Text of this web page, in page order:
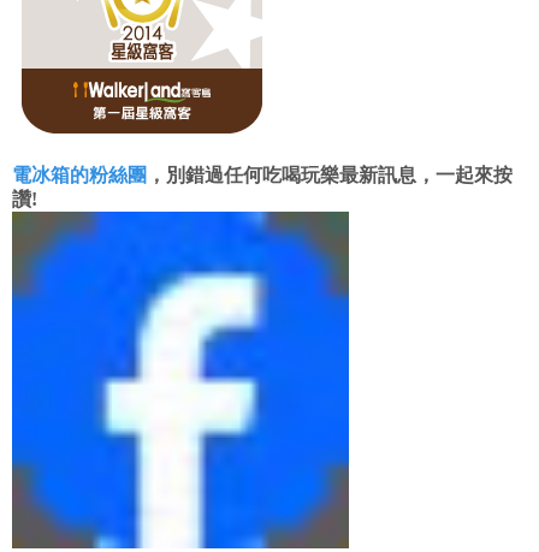
電冰箱的粉絲團 ，別錯過任何吃喝玩樂最新訊息，一起來按
讚!